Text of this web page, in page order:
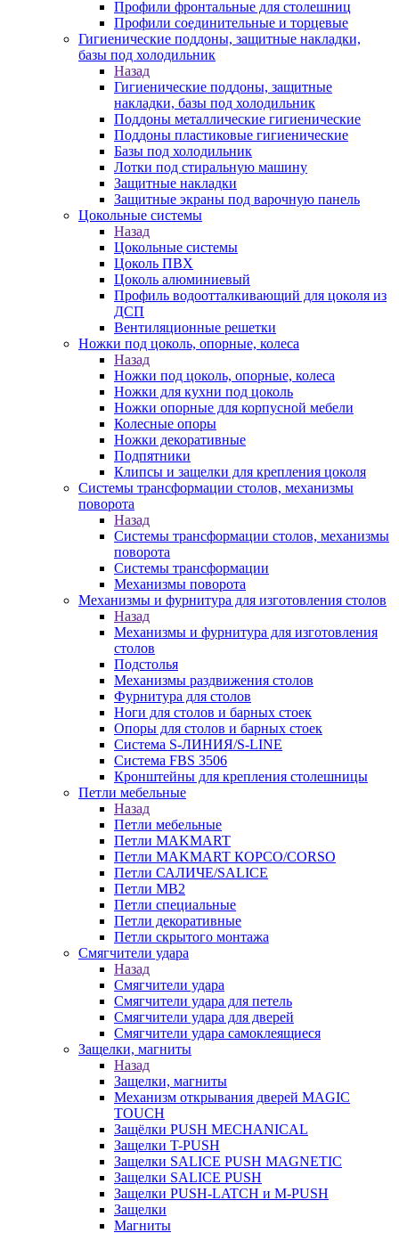
Профили фронтальные для столешниц
Профили соединительные и торцевые
Гигиенические поддоны, защитные накладки,
базы под холодильник
Назад
Гигиенические поддоны, защитные
накладки, базы под холодильник
Поддоны металлические гигиенические
Поддоны пластиковые гигиенические
Базы под холодильник
Лотки под стиральную машину
Защитные накладки
Защитные экраны под варочную панель
Цокольные системы
Назад
Цокольные системы
Цоколь ПВХ
Цоколь алюминиевый
Профиль водоотталкивающий для цоколя из
ДСП
Вентиляционные решетки
Ножки под цоколь, опорные, колеса
Назад
Ножки под цоколь, опорные, колеса
Ножки для кухни под цоколь
Ножки опорные для корпусной мебели
Колесные опоры
Ножки декоративные
Подпятники
Клипсы и защелки для крепления цоколя
Системы трансформации столов, механизмы
поворота
Назад
Системы трансформации столов, механизмы
поворота
Системы трансформации
Механизмы поворота
Механизмы и фурнитура для изготовления столов
Назад
Механизмы и фурнитура для изготовления
столов
Подстолья
Механизмы раздвижения столов
Фурнитура для столов
Ноги для столов и барных стоек
Опоры для столов и барных стоек
Система S-ЛИНИЯ/S-LINE
Система FBS 3506
Кронштейны для крепления столешницы
Петли мебельные
Назад
Петли мебельные
Петли MAKMART
Петли MAKMART КОРСО/CORSO
Петли САЛИЧЕ/SALICE
Петли MB2
Петли специальные
Петли декоративные
Петли скрытого монтажа
Смягчители удара
Назад
Смягчители удара
Смягчители удара для петель
Смягчители удара для дверей
Cмягчители удара самоклеящиеся
Защелки, магниты
Назад
Защелки, магниты
Механизм открывания дверей MAGIC
TOUCH
Защёлки PUSH MECHANICAL
Защелки T-PUSH
Защелки SALICE PUSH MAGNETIC
Защелки SALICE PUSH
Защелки PUSH-LATCH и M-PUSH
Защелки
Магниты